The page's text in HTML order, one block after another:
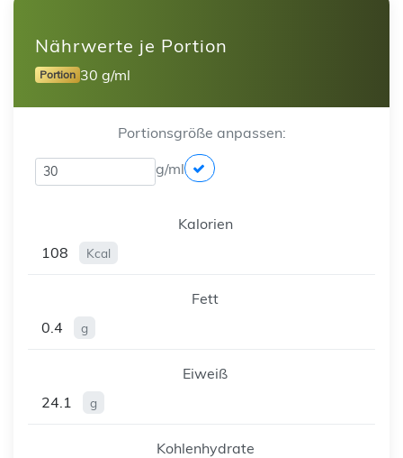
Nährwerte je Portion
Portion 30 g/ml
Portionsgröße anpassen:
g/ml
Kalorien
108
Kcal
Fett
0.4
g
Eiweiß
24.1
g
Kohlenhydrate